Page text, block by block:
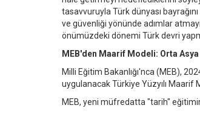
tasavvuruyla Türk dünyası
ve güvenliği yönünde adımlar
önümüzdeki dönemi Türk devri
MEB'den Maarif Modeli: Orta
Milli Eğitim Bakanlığı'nca (MEB),
uygulanacak Türkiye Yüzyılı Maarif
MEB, yeni müfredatta "tarih"